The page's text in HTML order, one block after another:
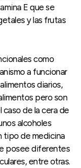
E que se
y las frutas
como
a funcionar
diarios,
pero son
de la cera de
alcoholes
tipo de medicina
posee diferentes
entre otras.